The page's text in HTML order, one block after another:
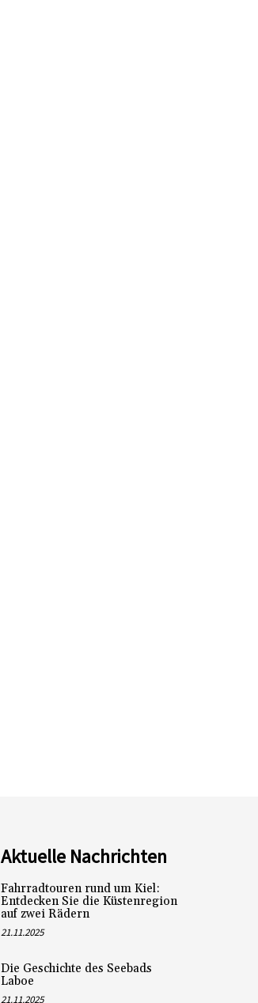
Aktuelle Nachrichten
Fahrradtouren rund um Kiel:
Entdecken Sie die Küstenregion
auf zwei Rädern
21.11.2025
Die Geschichte des Seebads
Laboe
21.11.2025